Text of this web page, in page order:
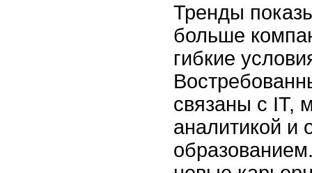
Тренды
больше
гибкие
связаны с IT,
аналитикой и